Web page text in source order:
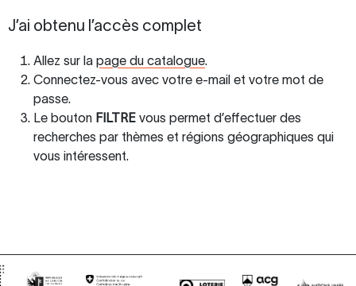
J’ai obtenu l’accès complet
Allez sur la page du catalogue.
Connectez-vous avec votre e-mail et votre mot de
passe.
Le bouton FILTRE vous permet d’effectuer des
recherches par thèmes et régions géographiques qui
vous intéressent.